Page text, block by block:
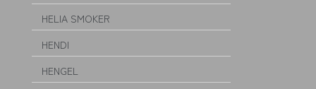
HELIA SMOKER
HENDI
HENGEL